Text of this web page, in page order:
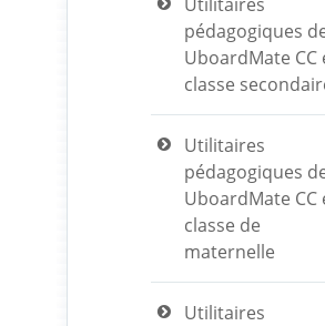
pédagogiques
UboardMate CC
classe
Utilitaires
pédagogiques
UboardMate CC
classe de
maternelle
Utilitaires